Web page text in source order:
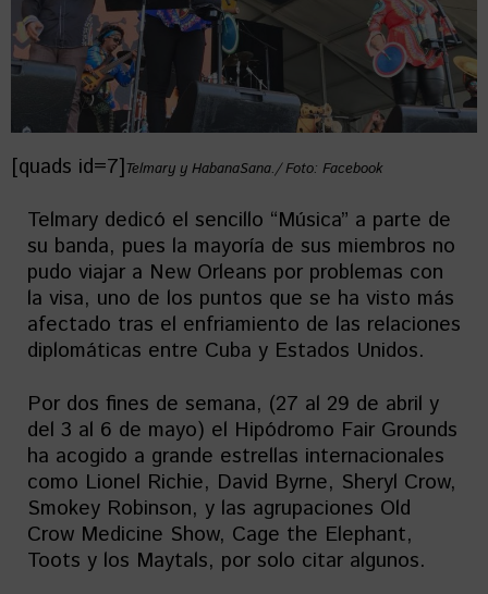
[quads id=7]Telmary y HabanaSana./ Foto: Facebook
Telmary dedicó el sencillo “Música” a parte de
su banda, pues la mayoría de sus miembros no
pudo viajar a New Orleans por problemas con
la visa, uno de los puntos que se ha visto más
afectado tras el enfriamiento de las relaciones
diplomáticas entre Cuba y Estados Unidos.
Por dos fines de semana, (27 al 29 de abril y
del 3 al 6 de mayo) el Hipódromo Fair Grounds
ha acogido a grande estrellas internacionales
como Lionel Richie, David Byrne, Sheryl Crow,
Smokey Robinson, y las agrupaciones Old
Crow Medicine Show, Cage the Elephant,
Toots y los Maytals, por solo citar algunos.